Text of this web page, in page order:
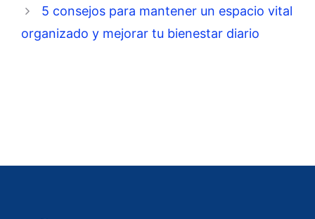
5 consejos para mantener un espacio vital
organizado y mejorar tu bienestar diario